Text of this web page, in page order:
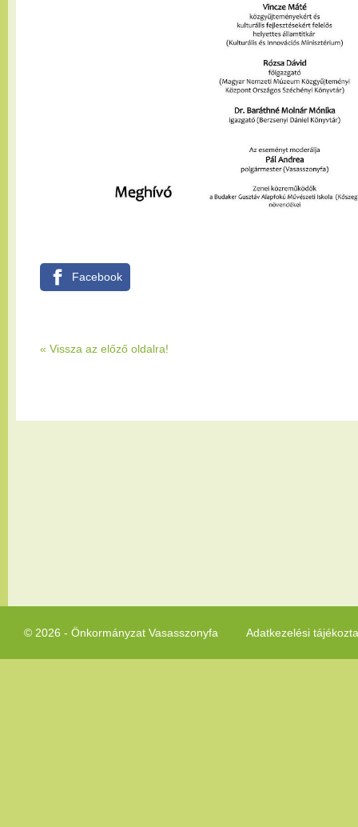
Facebook
« Vissza az előző oldalra!
© 2026 - Önkormányzat Vasasszonyfa Adatkezelési